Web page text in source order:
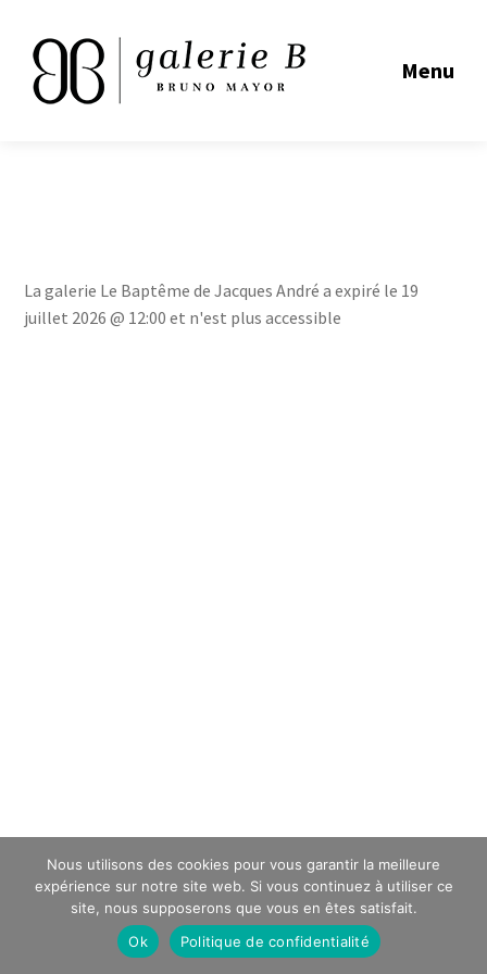
Menu
La galerie Le Baptême de Jacques André a expiré le 19
juillet 2026 @ 12:00 et n'est plus accessible
Nous utilisons des cookies pour vous garantir la meilleure
expérience sur notre site web. Si vous continuez à utiliser ce
site, nous supposerons que vous en êtes satisfait.
Ok
Politique de confidentialité